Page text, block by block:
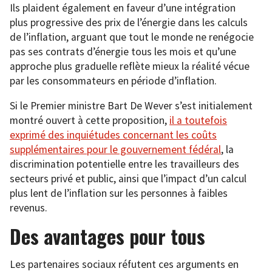
Ils plaident également en faveur d’une intégration
plus progressive des prix de l’énergie dans les calculs
de l’inflation, arguant que tout le monde ne renégocie
pas ses contrats d’énergie tous les mois et qu’une
approche plus graduelle reflète mieux la réalité vécue
par les consommateurs en période d’inflation.
Si le Premier ministre Bart De Wever s’est initialement
montré ouvert à cette proposition, il a toutefois
exprimé des inquiétudes concernant les coûts
supplémentaires pour le gouvernement fédéral, la
discrimination potentielle entre les travailleurs des
secteurs privé et public, ainsi que l’impact d’un calcul
plus lent de l’inflation sur les personnes à faibles
revenus.
Des avantages pour tous
Les partenaires sociaux réfutent ces arguments en